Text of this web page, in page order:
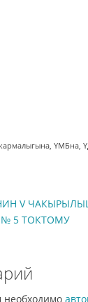
ҮМБна,
V
№ 5 ТОКТОМУ
необходимо